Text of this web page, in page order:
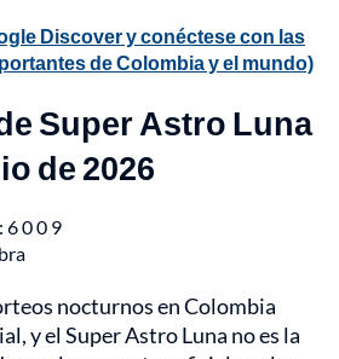
Discover y conéctese con las
de Colombia y el mundo)
Super Astro Luna
de 2026
6 0 0 9
nocturnos en Colombia
y el Super Astro Luna no es la